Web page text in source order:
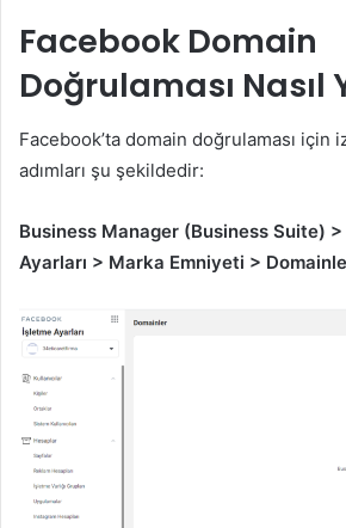
Facebook Domain
Doğrulaması Nasıl
Facebook’ta domain doğrulaması için
adımları şu şekildedir:
Business Manager (Business Suite)
Ayarları > Marka Emniyeti >